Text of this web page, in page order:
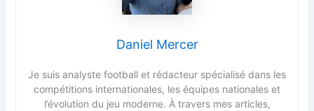
Daniel Mercer
Je suis analyste football et rédacteur spécialisé dans les
compétitions internationales, les équipes nationales et
l’évolution du jeu moderne. À travers mes articles,